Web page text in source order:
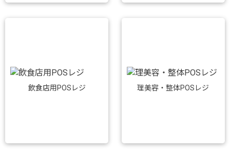
飲食店用POSレジ 理美容・整体POSレジ